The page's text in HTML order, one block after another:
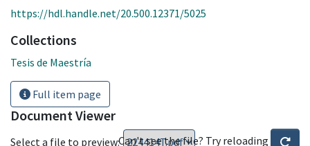
https://hdl.handle.net/20.500.12371/5025
Collections
Tesis de Maestría
Full item page
Document Viewer
Select a file to preview:Can't see the file? Try reloading